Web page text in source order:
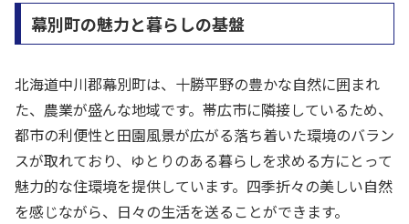
幕別町の魅力と暮らしの基盤
北海道中川郡幕別町は、十勝平野の豊かな自然に囲まれ
た、農業が盛んな地域です。帯広市に隣接しているため、
都市の利便性と田園風景が広がる落ち着いた環境のバラン
スが取れており、ゆとりのある暮らしを求める方にとって
魅力的な住環境を提供しています。四季折々の美しい自然
を感じながら、日々の生活を送ることができます。